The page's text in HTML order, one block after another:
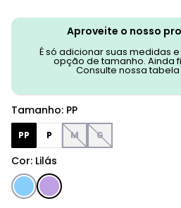
Aproveite o nosso
É só adicionar suas medidas
opção de tamanho. Ainda
Consulte nossa
Cor: Lilás
Tamanho: PP
PP P M G